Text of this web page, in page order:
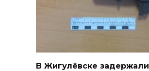
В Жигулёвске задержали